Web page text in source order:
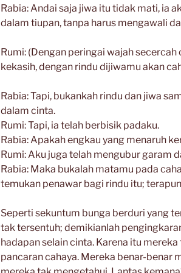
Rabia: Andai saja jiwa itu tidak mati, ia
dalam tiupan, tanpa harus mengawali
Rumi: (Dengan peringai wajah secercah
kekasih, dengan rindu dijiwamu akan
Rabia: Tapi, bukankah rindu dan jiwa
dalam cinta.
Rumi: Tapi, ia telah berbisik padaku.
Rabia: Apakah engkau yang menaruh
Rumi: Aku juga telah mengubur garam
Rabia: Maka bukalah matamu pada
temukan penawar bagi rindu itu;
Seperti sekuntum bunga berduri yang
tak tersentuh; demikianlah
hadapan selain cinta. Karena itu
pancaran cahaya. Mereka benar-benar